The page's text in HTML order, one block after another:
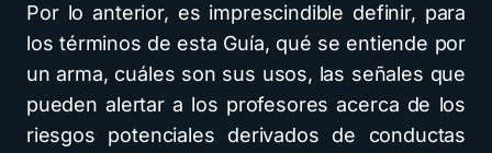
Por lo anterior, es imprescindible definir, para
los términos de esta Guía, qué se entiende por
un arma, cuáles son sus usos, las señales que
pueden alertar a los profesores acerca de los
riesgos potenciales derivados de conductas